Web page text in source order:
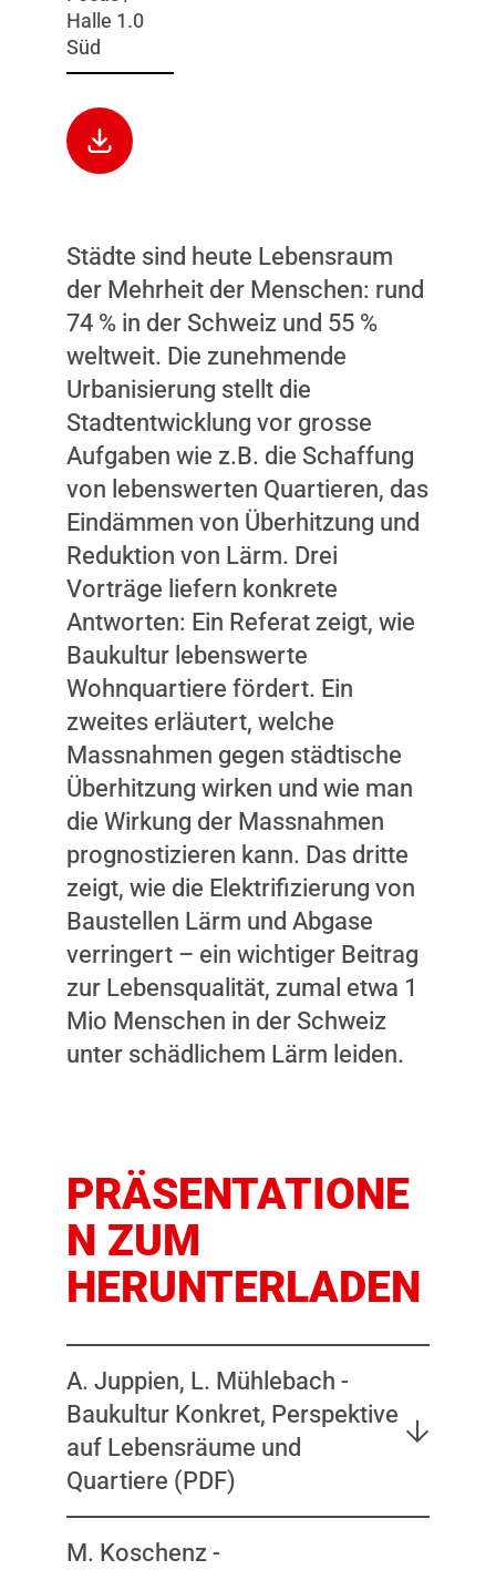
Halle 1.0
Süd
Dieser Inhalt wird nicht
angezeigt, weil Sie keine
Zustimmung dazu gegeben
haben. Durch das Laden
des Inhalts, akzeptieren Sie
Marketing-Cookies.
INHALT ANZEIGEN
Städte sind heute Lebensraum
der Mehrheit der Menschen: rund
74 % in der Schweiz und 55 %
weltweit. Die zunehmende
Urbanisierung stellt die
Stadtentwicklung vor grosse
Aufgaben wie z.B. die Schaffung
von lebenswerten Quartieren, das
Eindämmen von Überhitzung und
Reduktion von Lärm. Drei
Vorträge liefern konkrete
Antworten: Ein Referat zeigt, wie
Baukultur lebenswerte
Wohnquartiere fördert. Ein
zweites erläutert, welche
Massnahmen gegen städtische
Überhitzung wirken und wie man
die Wirkung der Massnahmen
prognostizieren kann. Das dritte
zeigt, wie die Elektrifizierung von
Baustellen Lärm und Abgase
verringert – ein wichtiger Beitrag
zur Lebensqualität, zumal etwa 1
Mio Menschen in der Schweiz
unter schädlichem Lärm leiden.
PRÄSENTATIONE
N ZUM
HERUNTERLADEN
A. Juppien, L. Mühlebach -
Baukultur Konkret, Perspektive
auf Lebensräume und
Quartiere (PDF)
M. Koschenz -